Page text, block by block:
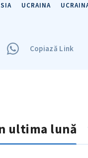
UCRAINA
Copiază Link
ultima lună